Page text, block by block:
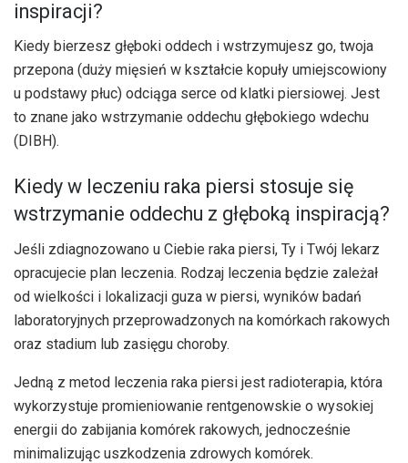
inspiracji?
Kiedy bierzesz głęboki oddech i wstrzymujesz go, twoja
przepona (duży mięsień w kształcie kopuły umiejscowiony
u podstawy płuc) odciąga serce od klatki piersiowej. Jest
to znane jako wstrzymanie oddechu głębokiego wdechu
(DIBH).
Kiedy w leczeniu raka piersi stosuje się
wstrzymanie oddechu z głęboką inspiracją?
Jeśli zdiagnozowano u Ciebie raka piersi, Ty i Twój lekarz
opracujecie plan leczenia. Rodzaj leczenia będzie zależał
od wielkości i lokalizacji guza w piersi, wyników badań
laboratoryjnych przeprowadzonych na komórkach rakowych
oraz stadium lub zasięgu choroby.
Jedną z metod leczenia raka piersi jest radioterapia, która
wykorzystuje promieniowanie rentgenowskie o wysokiej
energii do zabijania komórek rakowych, jednocześnie
minimalizując uszkodzenia zdrowych komórek.